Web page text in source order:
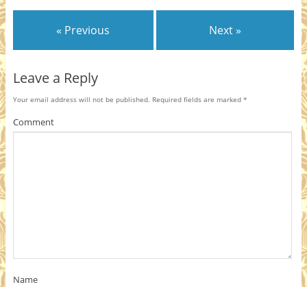
« Previous Next »
Leave a Reply
Your email address will not be published. Required fields are marked *
Comment
Name